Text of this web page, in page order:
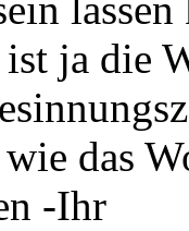
lassen
ja die
das
-Ihr